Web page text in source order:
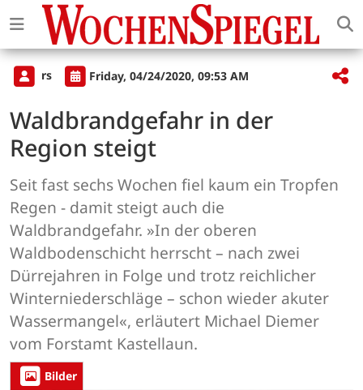
rs Friday, 04/24/2020, 09:53 AM
Waldbrandgefahr in der
Region steigt
Seit fast sechs Wochen fiel kaum ein Tropfen
Regen - damit steigt auch die
Waldbrandgefahr. »In der oberen
Waldbodenschicht herrscht – nach zwei
Dürrejahren in Folge und trotz reichlicher
Winterniederschläge – schon wieder akuter
Wassermangel«, erläutert Michael Diemer
vom Forstamt Kastellaun.
Bilder